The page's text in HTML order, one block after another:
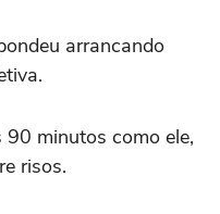
arrancando
minutos como ele,
risos.